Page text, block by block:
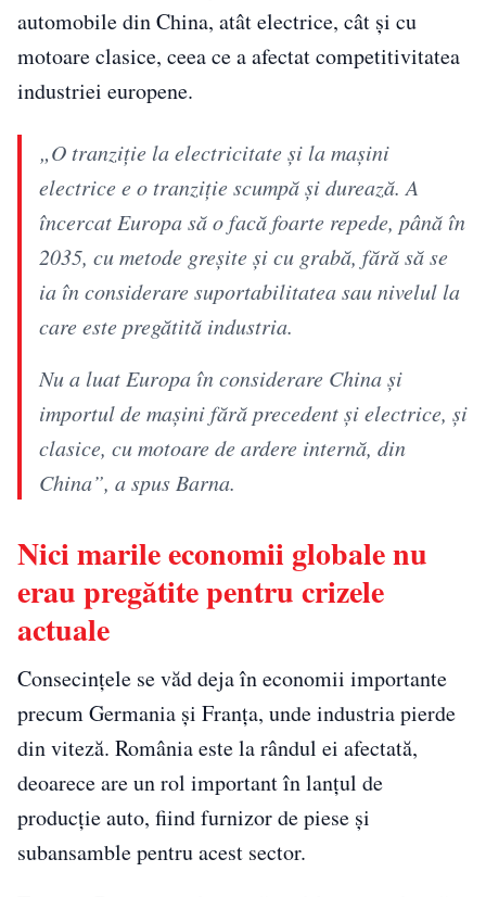
automobile din China, atât electrice, cât și cu
motoare clasice, ceea ce a afectat competitivitatea
industriei europene.
„O tranziţie la electricitate şi la maşini
electrice e o tranziţie scumpă şi durează. A
încercat Europa să o facă foarte repede, până în
2035, cu metode greşite şi cu grabă, fără să se
ia în considerare suportabilitatea sau nivelul la
care este pregătită industria.
Nu a luat Europa în considerare China şi
importul de maşini fără precedent şi electrice, şi
clasice, cu motoare de ardere internă, din
China”, a spus Barna.
Nici marile economii globale nu
erau pregătite pentru crizele
actuale
Consecințele se văd deja în economii importante
precum Germania și Franța, unde industria pierde
din viteză. România este la rândul ei afectată,
deoarece are un rol important în lanțul de
producție auto, fiind furnizor de piese și
subansamble pentru acest sector.